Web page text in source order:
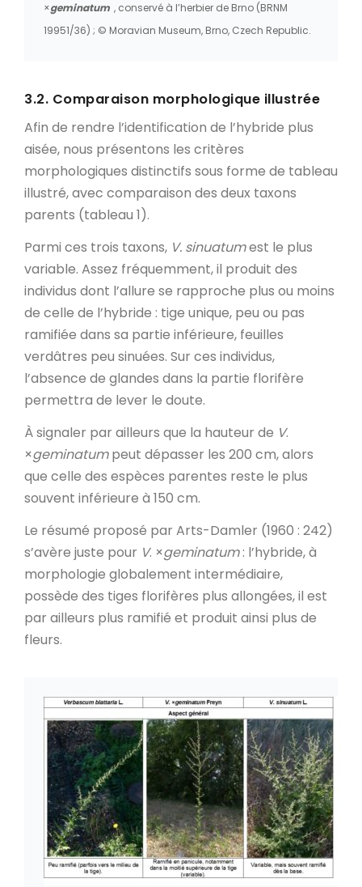
×geminatum , conservé à l’herbier de Brno (BRNM
19951/36) ; © Moravian Museum, Brno, Czech Republic.
3.2. Comparaison morphologique illustrée
Afin de rendre l’identification de l’hybride plus
aisée, nous présentons les critères
morphologiques distinctifs sous forme de tableau
illustré, avec comparaison des deux taxons
parents (tableau 1).
Parmi ces trois taxons, V. sinuatumest le plus
variable. Assez fréquemment, il produit des
individus dont l’allure se rapproche plus ou moins
de celle de l’hybride : tige unique, peu ou pas
ramifiée dans sa partie inférieure, feuilles
verdâtres peu sinuées. Sur ces individus,
l’absence de glandes dans la partie florifère
permettra de lever le doute.
À signaler par ailleurs que la hauteur de V.
×geminatumpeut dépasser les 200 cm, alors
que celle des espèces parentes reste le plus
souvent inférieure à 150 cm.
Le résumé proposé par Arts-Damler (1960 : 242)
s’avère juste pour V. ×geminatum: l’hybride, à
morphologie globalement intermédiaire,
possède des tiges florifères plus allongées, il est
par ailleurs plus ramifié et produit ainsi plus de
fleurs.